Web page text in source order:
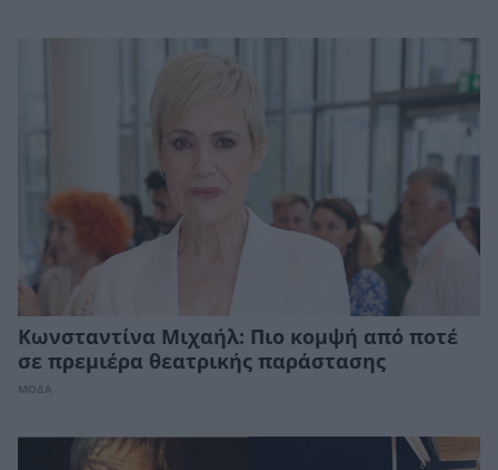
Κωνσταντίνα Μιχαήλ: Πιο κομψή από ποτέ
σε πρεμιέρα θεατρικής παράστασης
ΜΟΔΑ